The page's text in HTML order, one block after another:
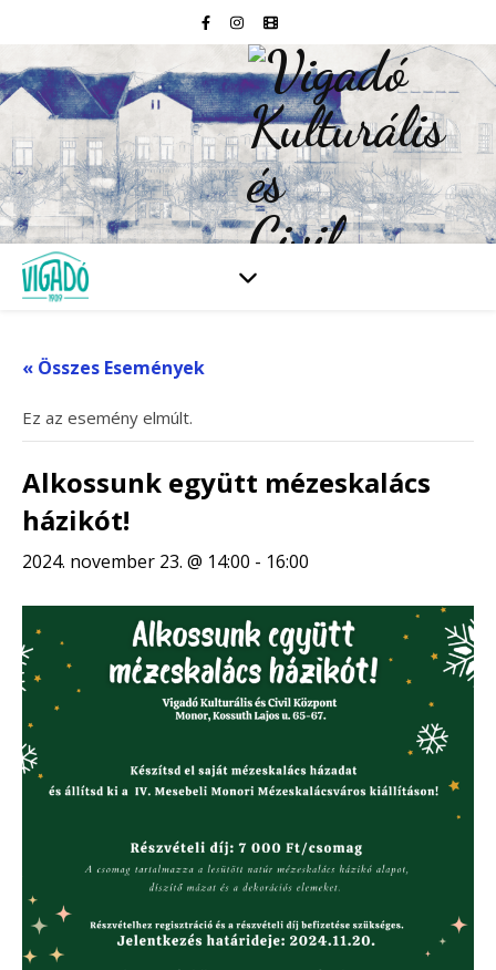
« Összes Események
Ez az esemény elmúlt.
Alkossunk együtt mézeskalács
házikót!
2024. november 23. @ 14:00 - 16:00